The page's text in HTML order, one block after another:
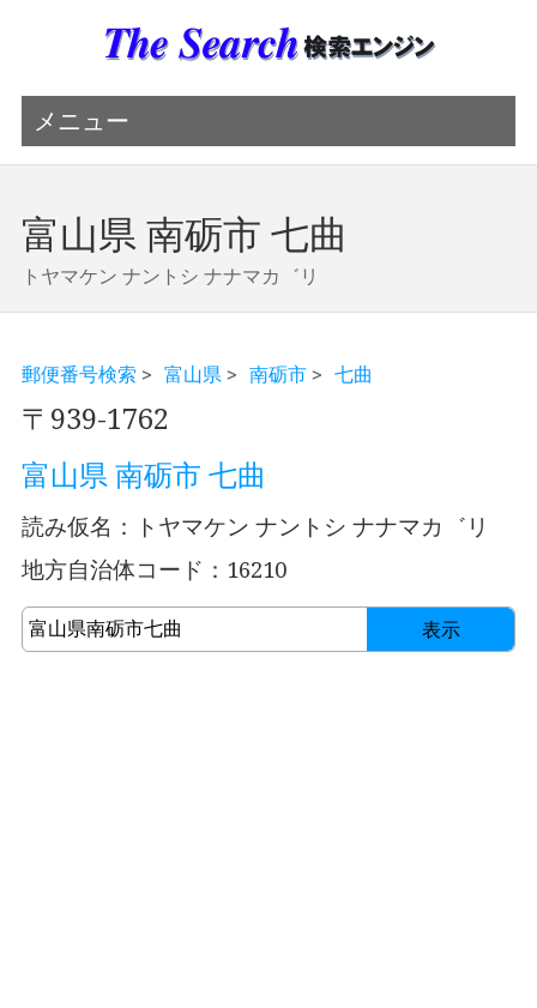
メニュー
富山県 南砺市 七曲
トヤマケン ナントシ ナナマカ゛リ
郵便番号検索 > 富山県 > 南砺市> 七曲
〒939-1762
富山県 南砺市 七曲
読み仮名：トヤマケン ナントシ ナナマカ゛リ
地方自治体コード：16210
表示